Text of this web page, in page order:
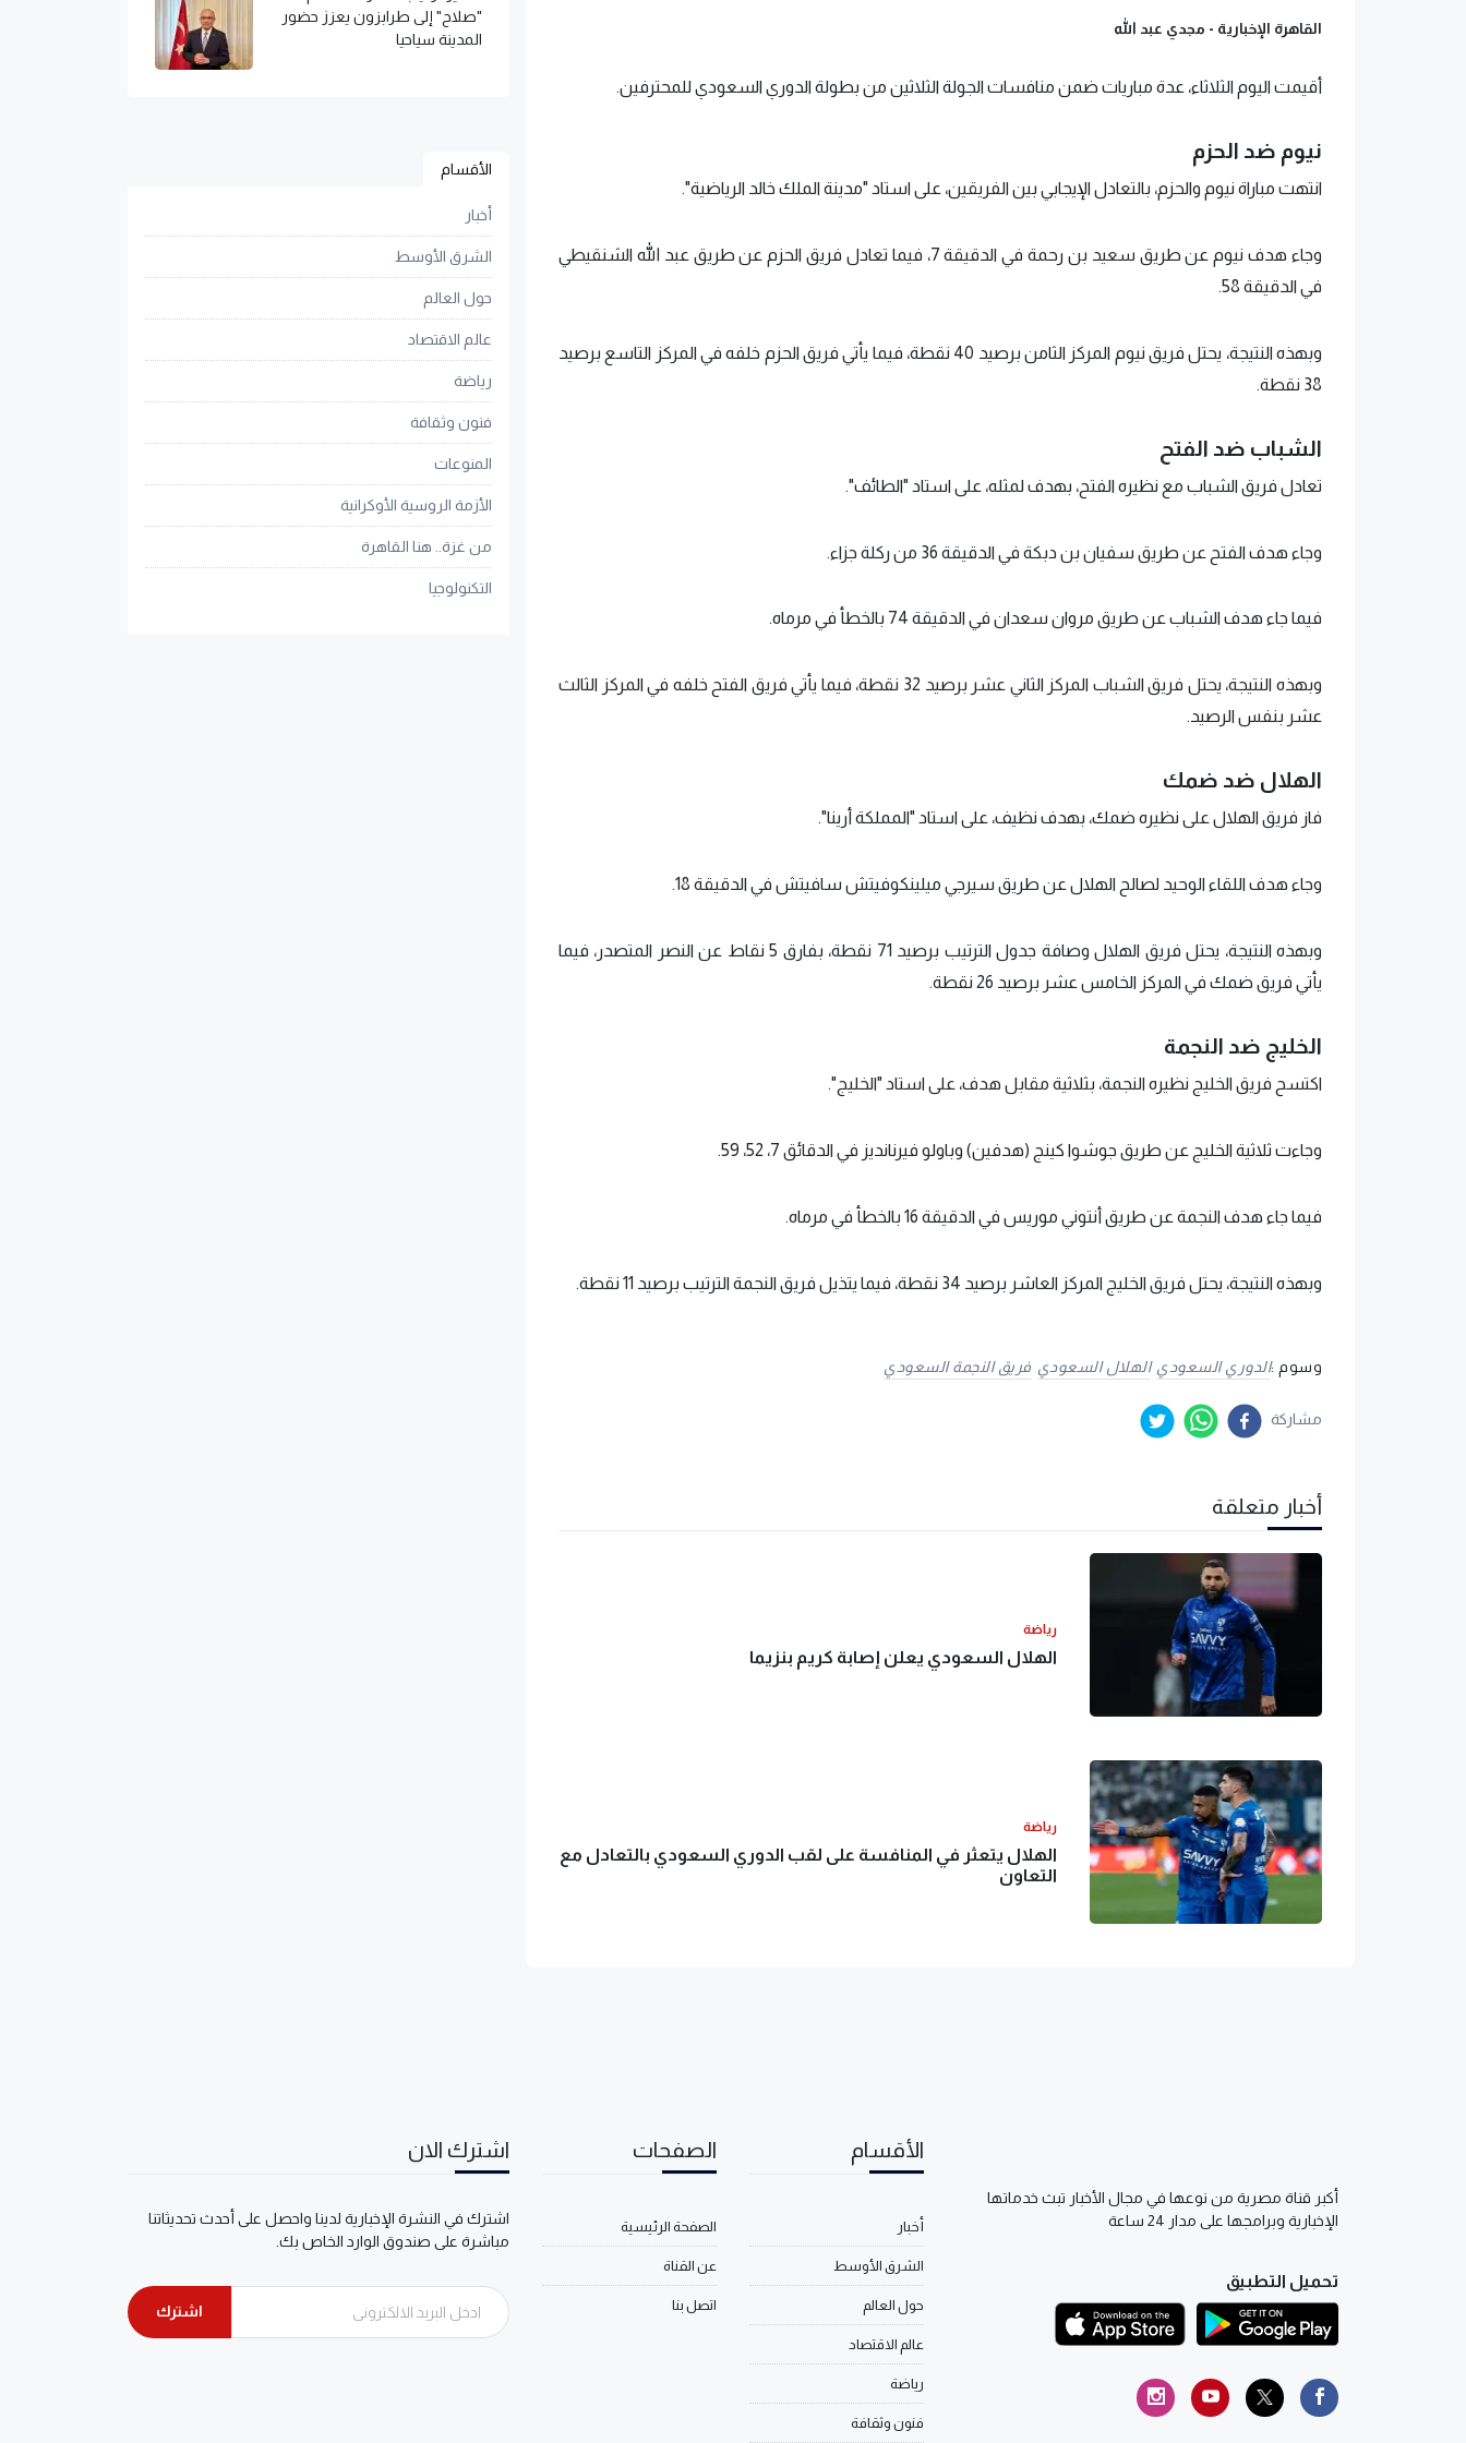
القاهرة الإخبارية - مجدي عبد الله
أقيمت اليوم الثلاثاء، عدة مباريات ضمن منافسات الجولة الثلاثين من بطولة الدوري السعودي للمحترفين.
نيوم ضد الحزم
انتهت مباراة نيوم والحزم، بالتعادل الإيجابي بين الفريقين، على استاد "مدينة الملك خالد الرياضية".
وجاء هدف نيوم عن طريق سعيد بن رحمة في الدقيقة 7، فيما تعادل فريق الحزم عن طريق عبد الله الشنقيطي
في الدقيقة 58.
وبهذه النتيجة، يحتل فريق نيوم المركز الثامن برصيد 40 نقطة، فيما يأتي فريق الحزم خلفه في المركز التاسع برصيد
38 نقطة.
الشباب ضد الفتح
تعادل فريق الشباب مع نظيره الفتح، بهدف لمثله، على استاد "الطائف".
وجاء هدف الفتح عن طريق سفيان بن دبكة في الدقيقة 36 من ركلة جزاء.
فيما جاء هدف الشباب عن طريق مروان سعدان في الدقيقة 74 بالخطأ في مرماه.
وبهذه النتيجة، يحتل فريق الشباب المركز الثاني عشر برصيد 32 نقطة، فيما يأتي فريق الفتح خلفه في المركز الثالث
عشر بنفس الرصيد.
الهلال ضد ضمك
فاز فريق الهلال على نظيره ضمك، بهدف نظيف، على استاد "المملكة أرينا".
وجاء هدف اللقاء الوحيد لصالح الهلال عن طريق سيرجي ميلينكوفيتش سافيتش في الدقيقة 18.
وبهذه النتيجة، يحتل فريق الهلال وصافة جدول الترتيب برصيد 71 نقطة، بفارق 5 نقاط عن النصر المتصدر، فيما
يأتي فريق ضمك في المركز الخامس عشر برصيد 26 نقطة.
الخليج ضد النجمة
اكتسح فريق الخليج نظيره النجمة، بثلاثية مقابل هدف، على استاد "الخليج".
وجاءت ثلاثية الخليج عن طريق جوشوا كينج (هدفين) وباولو فيرنانديز في الدقائق 7، 52، 59.
فيما جاء هدف النجمة عن طريق أنتوني موريس في الدقيقة 16 بالخطأ في مرماه.
وبهذه النتيجة، يحتل فريق الخليج المركز العاشر برصيد 34 نقطة، فيما يتذيل فريق النجمة الترتيب برصيد 11 نقطة.
وسوم :الدوري السعودي الهلال السعودي فريق النجمة السعودي
مشاركة
أخبار متعلقة
رياضة
الهلال السعودي يعلن إصابة كريم بنزيما
رياضة
الهلال يتعثر في المنافسة على لقب الدوري السعودي بالتعادل مع
التعاون
"صلاح" إلى طرابزون يعزز حضور
المدينة سياحيا
الأقسام
أخبار
الشرق الأوسط
حول العالم
عالم الاقتصاد
رياضة
فنون وثقافة
المنوعات
الأزمة الروسية الأوكرانية
من غزة.. هنا القاهرة
التكنولوجيا
أكبر قناة مصرية من نوعها في مجال الأخبار تبث خدماتها
الإخبارية وبرامجها على مدار 24 ساعة
تحميل التطبيق
الأقسام
أخبار
الشرق الأوسط
حول العالم
عالم الاقتصاد
رياضة
فنون وثقافة
الصفحات
الصفحة الرئيسية
عن القناة
اتصل بنا
اشترك الان
اشترك في النشرة الإخبارية لدينا واحصل على أحدث تحديثاتنا
مباشرة على صندوق الوارد الخاص بك.
اشترك